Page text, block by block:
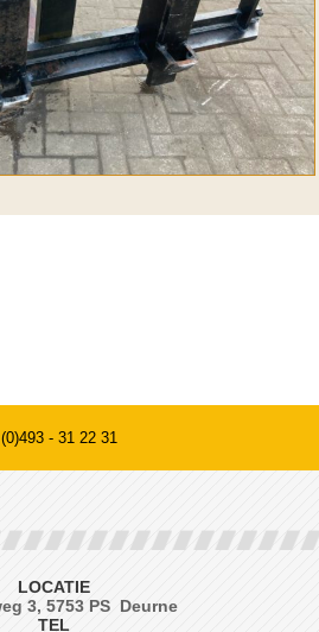
- 31 22 31
LOCATIE
3, 5753 PS Deurne
TEL